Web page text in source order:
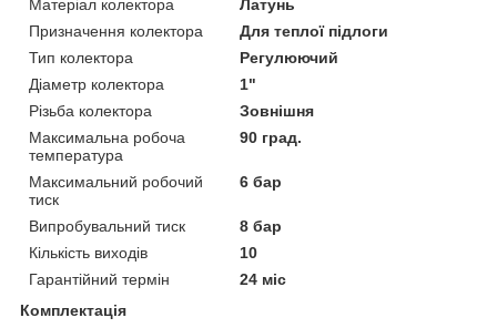
Матеріал колектора
Латунь
Призначення колектора
Для теплої підлоги
Тип колектора
Регулюючий
Діаметр колектора
1"
Різьба колектора
Зовнішня
Максимальна робоча
температура
90 град.
Максимальний робочий
тиск
6 бар
Випробувальний тиск
8 бар
Кількість виходів
10
Гарантійний термін
24 міс
Комплектація